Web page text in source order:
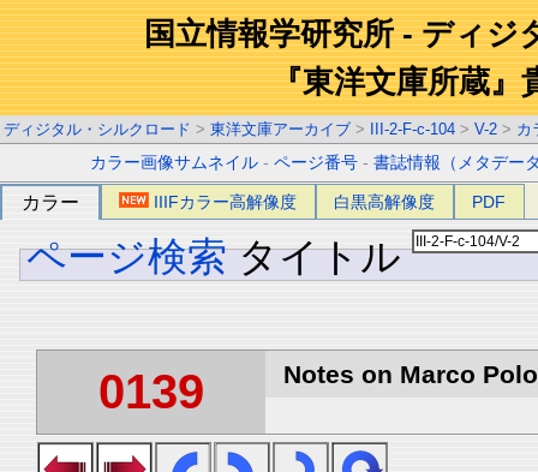
国立情報学研究所 - ディジ
『東洋文庫所蔵』
ディジタル・シルクロード > 東洋文庫アーカイブ > III-2-F-c-104 > V-2 > カ
カラー画像サムネイル -ページ番号 -書誌情報（メタデー
カラー IIIFカラー高解像度 白黒高解像度 PDF
ページ検索 タイトル
0139 Notes on Marco